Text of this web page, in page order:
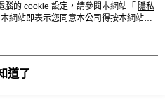
的 cookie 設定，請參閱本網站「 隱私
網站即表示您同意本公司得按本網站使
道了